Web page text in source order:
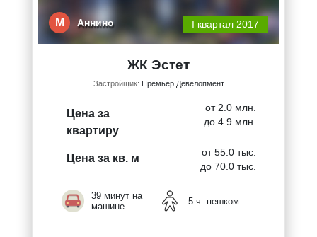
М Аннино I квартал 2017
ЖК Эстет
Застройщик: Премьер Девелопмент
Цена за
квартиру
от 2.0 млн.
до 4.9 млн.
Цена за кв. м
от 55.0 тыс.
до 70.0 тыс.
39 минут на
машине
5 ч. пешком